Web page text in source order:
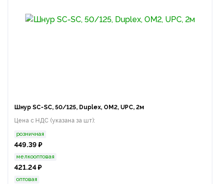
Шнур SC-SC, 50/125, Duplex, OM2, UPC, 2м
Цена с НДС (указана за шт):
розничная
449.39 ₽
мелкооптовая
421.24 ₽
оптовая